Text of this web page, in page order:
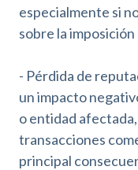
especialmente si
sobre la
- Pérdida de
un impacto
o entidad
transacciones
principal